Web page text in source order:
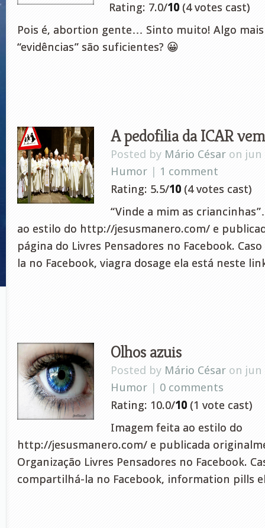
Rating: 7.0/10 (4 votes cast)
Pois é, abortion gente… Sinto muito! Algo
“evidências” são suficientes? 😀
A pedofilia da ICAR
Posted by Mário César on jun
Humor | 1 comment
Rating: 5.5/10 (4 votes cast)
“Vinde a mim as
ao estilo do http://jesusmanero.com/ e
página do Livres Pensadores no Facebook.
la no Facebook, viagra dosage ela está neste
Olhos azuis
Posted by Mário César on jun
Humor | 0 comments
Rating: 10.0/10 (1 vote cast)
Imagem feita ao estilo do
http://jesusmanero.com/ e publicada
Organização Livres Pensadores no Facebook.
compartilhá-la no Facebook, information pills